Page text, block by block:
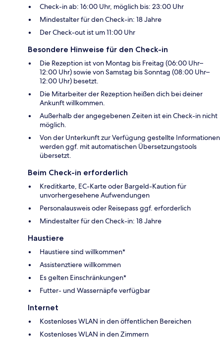
Check-in ab: 16:00 Uhr, möglich bis: 23:00 Uhr
Mindestalter für den Check-in: 18 Jahre
Der Check-out ist um 11:00 Uhr
Besondere Hinweise für den Check-in
Die Rezeption ist von Montag bis Freitag (06:00 Uhr–
12:00 Uhr) sowie von Samstag bis Sonntag (08:00 Uhr–
12:00 Uhr) besetzt.
Die Mitarbeiter der Rezeption heißen dich bei deiner
Ankunft willkommen.
Außerhalb der angegebenen Zeiten ist ein Check-in nicht
möglich.
Von der Unterkunft zur Verfügung gestellte Informationen
werden ggf. mit automatischen Übersetzungstools
übersetzt.
Beim Check-in erforderlich
Kreditkarte, EC-Karte oder Bargeld-Kaution für
unvorhergesehene Aufwendungen
Personalausweis oder Reisepass ggf. erforderlich
Mindestalter für den Check-in: 18 Jahre
Haustiere
Haustiere sind willkommen*
Assistenztiere willkommen
Es gelten Einschränkungen*
Futter- und Wassernäpfe verfügbar
Internet
Kostenloses WLAN in den öffentlichen Bereichen
Kostenloses WLAN in den Zimmern